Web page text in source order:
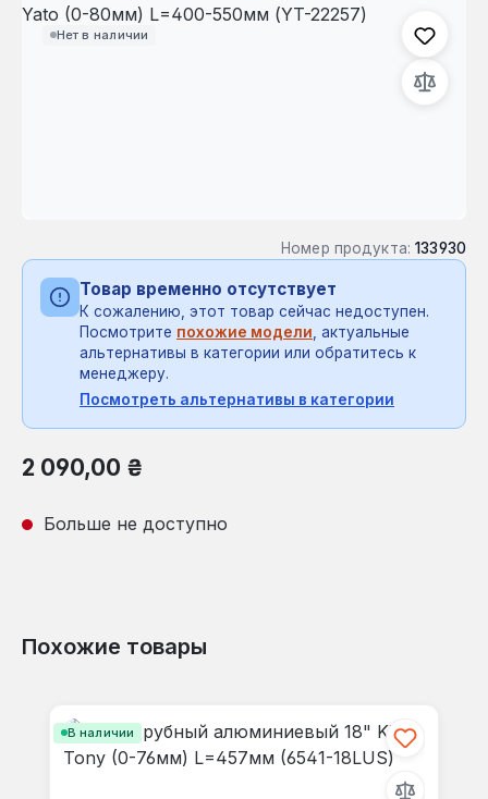
Нет в наличии
Номер продукта: 133930
Товар временно отсутствует
К сожалению, этот товар сейчас недоступен.
Посмотрите похожие модели , актуальные
альтернативы в категории или обратитесь к
менеджеру.
Посмотреть альтернативы в категории
Обычная цена:
2 090,00 ₴
Больше не доступно
Похожие товары
В наличии